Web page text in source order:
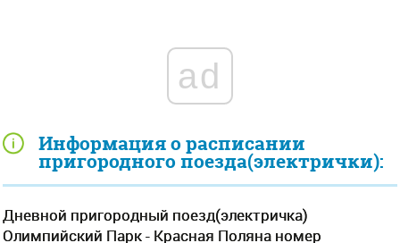
Информация о расписании
пригородного поезда(электрички):
Дневной пригородный поезд(электричка)
Олимпийский Парк - Красная Поляна номер
ad